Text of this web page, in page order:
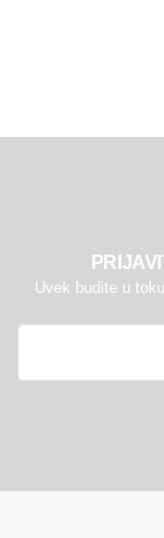
Uvek budite u